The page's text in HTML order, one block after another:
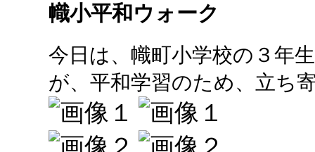
幟小平和ウォーク
今日は、幟町小学校の３年
が、平和学習のため、立ち